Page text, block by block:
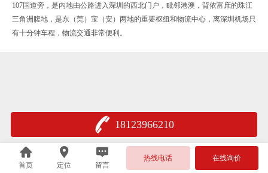
107国道旁，是内地由公路进入深圳的西北门户，毗邻港澳，背依富庶的珠江
三角洲腹地，是东（莞）宝（安）两地的重要枢纽和物流中心，离深圳机场只
有十分钟车程，物流交通非常便利。
18123966210
首页 定位 留言
热线电话 在线询价